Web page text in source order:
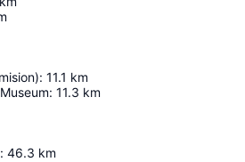
: 11.1 km
: 11.3 km
: 46.3 km